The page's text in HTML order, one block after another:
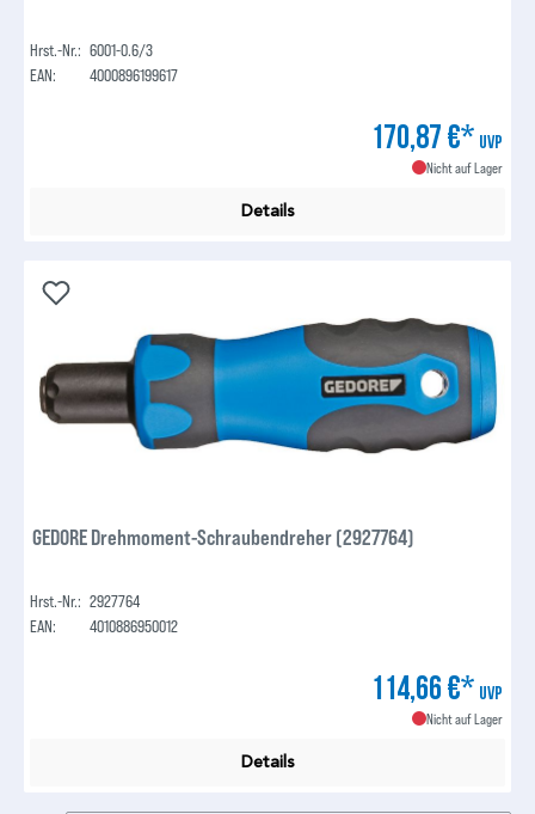
Hrst.-Nr.: 6001-0.6/3
EAN:
4000896199617
170,87 €* UVP
Nicht auf Lager
Details
GEDORE Drehmoment-Schraubendreher (2927764)
Hrst.-Nr.: 2927764
EAN:
4010886950012
114,66 €* UVP
Nicht auf Lager
Details